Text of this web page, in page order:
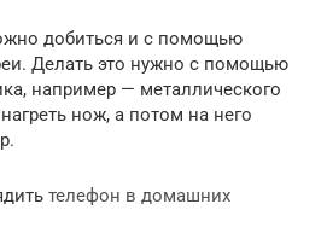
добиться и с помощью
Делать это нужно с помощью
например — металлического
нож, а потом на него
телефон в домашних